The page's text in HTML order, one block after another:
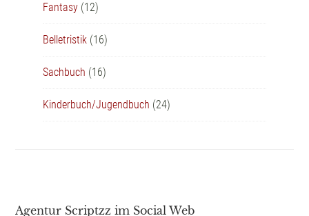
Fantasy (12)
Belletristik (16)
Sachbuch (16)
Kinderbuch/Jugendbuch (24)
Agentur Scriptzz im Social Web